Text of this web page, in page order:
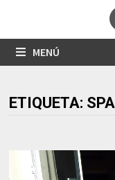
MENÚ
ETIQUETA: